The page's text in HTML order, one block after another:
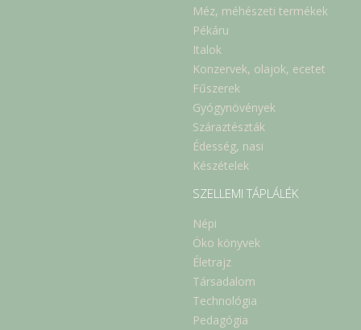
Méz, méhészeti termékek
Pékáru
Italok
Konzervek, olajok, ecetet
Fűszerek
Gyógynövények
Száraztészták
Édesség, nasi
Készételek
SZELLEMI TÁPLÁLÉK
Népi
Öko könyvek
Életrajz
Társadalom
Technológia
Pedagógia